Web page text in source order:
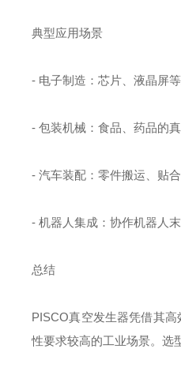
典型应用场景
- 电子制造：芯片、液晶屏
- 包装机械：食品、药品的真
- 汽车装配：零件搬运、贴合
- 机器人集成：协作机器人
总结
PISCO真空发生器凭借其
性要求较高的工业场景。选